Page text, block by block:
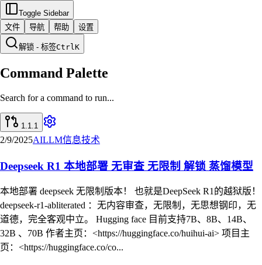
Toggle Sidebar
文件
导航 帮助 设置
解锁 - 标签CtrlK
Command Palette
Search for a command to run...
1.1.1
2/9/2025AILLM信息技术
Deepseek R1 本地部署 无审查 无限制 解锁 蒸馏模型
本地部署 deepseek 无限制版本！ 也就是DeepSeek R1的越狱版！
deepseek-r1-abliterated ：无内容审查，无限制，无思想钢印，无
道德，完全客观中立。 Hugging face 目前支持7B、8B、14B、
32B 、70B 作者主页：<https://huggingface.co/huihui-ai> 项目主
页：<https://huggingface.co/co...